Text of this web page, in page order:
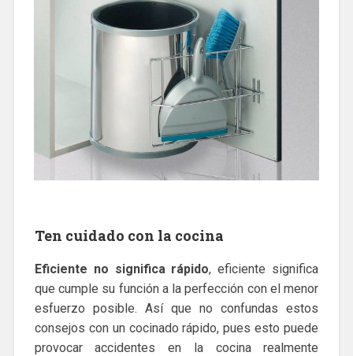
Ten cuidado con la cocina
Eficiente no significa rápido, eficiente significa
que cumple su función a la perfección con el menor
esfuerzo posible. Así que no confundas estos
consejos con un cocinado rápido, pues esto puede
provocar accidentes en la cocina realmente